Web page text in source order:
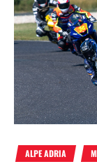
ALPE ADRIA